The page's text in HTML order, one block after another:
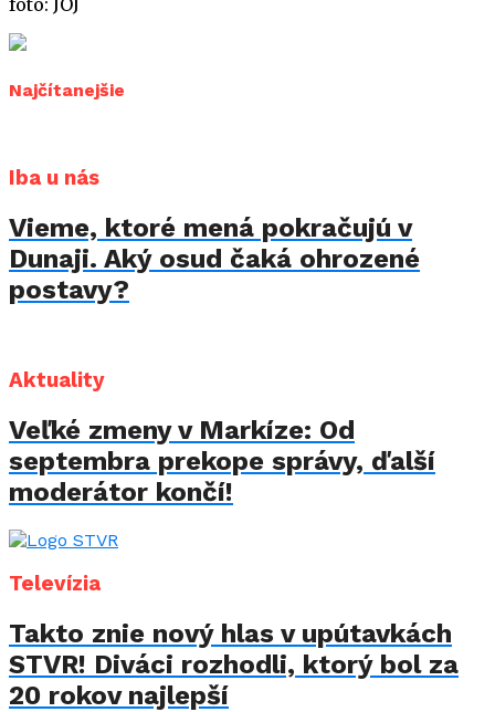
foto: JOJ
Najčítanejšie
Iba u nás
Vieme, ktoré mená pokračujú v
Dunaji. Aký osud čaká ohrozené
postavy?
Aktuality
Veľké zmeny v Markíze: Od
septembra prekope správy, ďalší
moderátor končí!
Televízia
Takto znie nový hlas v upútavkách
STVR! Diváci rozhodli, ktorý bol za
20 rokov najlepší